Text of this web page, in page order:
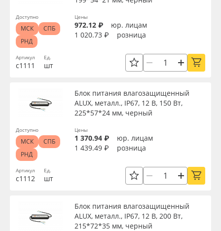
Артикул
с1111
Ед.
шт
Цены
972.12 ₽
юр. лицам
1 020.73 ₽
розница
Доступно
МСК
СПБ
РНД
Артикул
с1112
Блок питания влагозащищенный
ALUX, металл., IP67, 12 В, 150 Вт,
225*57*24 мм, черный
Ед.
шт
Цены
1 370.94 ₽
юр. лицам
1 439.49 ₽
розница
Доступно
МСК
СПБ
РНД
Блок питания влагозащищенный
ALUX, металл., IP67, 12 В, 200 Вт,
215*72*35 мм, черный